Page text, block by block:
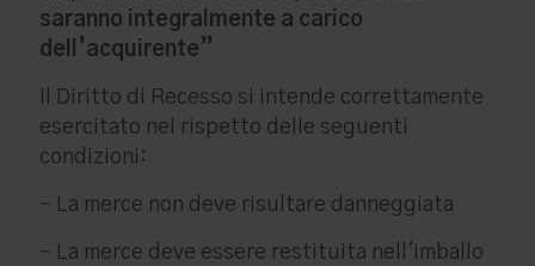
saranno integralmente a carico
dell’acquirente”
Il Diritto di Recesso si intende correttamente
esercitato nel rispetto delle seguenti
condizioni:
- La merce non deve risultare danneggiata
- La merce deve essere restituita nell'imballo